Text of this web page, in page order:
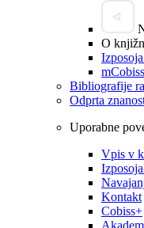
O
mCobiss
Bibliografije
Odprta
Uporabne
Vpis v
Kontakt
Cobiss+